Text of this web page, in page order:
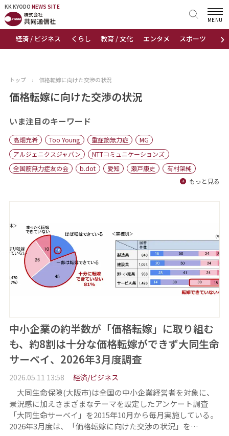
KK KYODO NEWS SITE
›
経済 / ビジネス くらし 教育 / 文化 エンタメ スポーツ 地域
MENU
KK KYODONEWS SITE
トップページ
ニュース
おすすめコンテンツ
出版物
会社概要
トップ › 価格転嫁に向けた交渉の状況
価格転嫁に向けた交渉の状況
いま注目のキーワード
高畑充希 Too Young 重症筋無力症
MG
アルジェニクスジャパン
NTTコミュニケーションズ
全国筋無力症友の会
b.dot 愛知 瀬戸康史
有村架純
もっと見る
中小企業の約半数が「価格転嫁」に取り組む
も、約8割は十分な価格転嫁ができず大同生命
サーベイ、2026年3月度調査
2026.05.11 13:58 経済/ビジネス
大同生命保険(大阪市)は全国の中小企業経営者を対象に、
景況感に加えさまざまなテーマを設定したアンケート調査
「大同生命サーベイ」を2015年10月から毎月実施している。
2026年3月度は、「価格転嫁に向けた交渉の状況」を…